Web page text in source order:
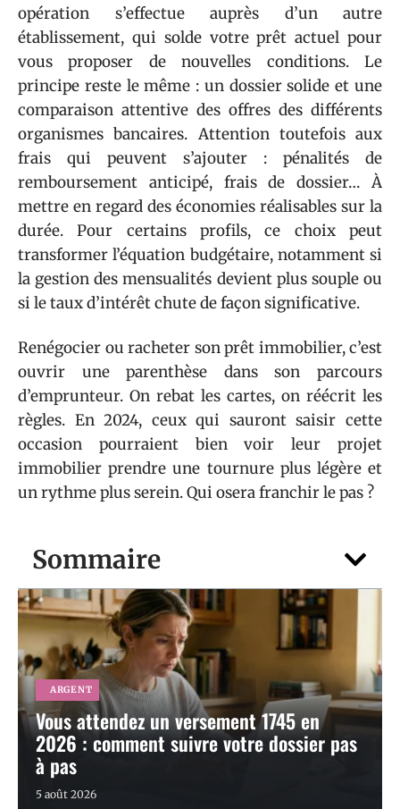
Sommaire
ARGENT
Vous attendez un versement 1745 en
2026 : comment suivre votre dossier pas
à pas
5 août 2026
opération s’effectue auprès d’un autre
établissement, qui solde votre prêt actuel pour
vous proposer de nouvelles conditions. Le
principe reste le même : un dossier solide et une
comparaison attentive des offres des différents
organismes bancaires. Attention toutefois aux
frais qui peuvent s’ajouter : pénalités de
remboursement anticipé, frais de dossier… À
mettre en regard des économies réalisables sur la
durée. Pour certains profils, ce choix peut
transformer l’équation budgétaire, notamment si
la gestion des mensualités devient plus souple ou
si le taux d’intérêt chute de façon significative.
Renégocier ou racheter son prêt immobilier, c’est
ouvrir une parenthèse dans son parcours
d’emprunteur. On rebat les cartes, on réécrit les
règles. En 2024, ceux qui sauront saisir cette
occasion pourraient bien voir leur projet
immobilier prendre une tournure plus légère et
un rythme plus serein. Qui osera franchir le pas ?